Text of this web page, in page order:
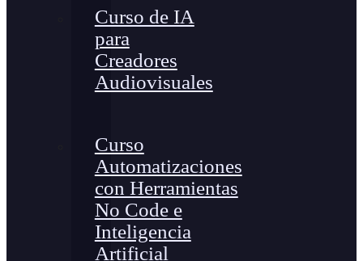
Curso de IA
para
Creadores
Audiovisuales
Curso
Automatizaciones
con Herramientas
No Code e
Inteligencia
Artificial